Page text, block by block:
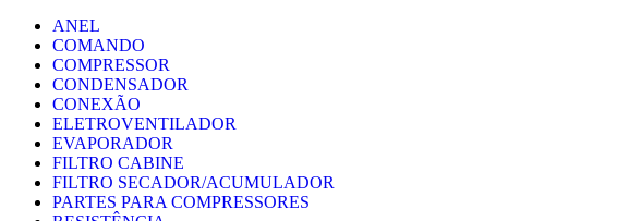
ANEL
COMANDO
COMPRESSOR
CONDENSADOR
CONEXÃO
ELETROVENTILADOR
EVAPORADOR
FILTRO CABINE
FILTRO SECADOR/ACUMULADOR
PARTES PARA COMPRESSORES